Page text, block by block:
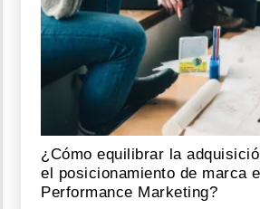
¿Cómo equilibrar la
el posicionamiento de marca
Performance Marketing?